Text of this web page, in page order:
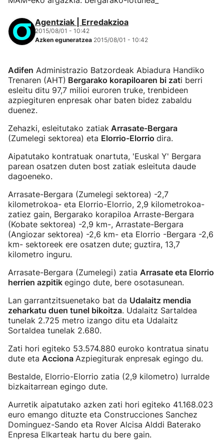
Agentziak | Erredakzioa
2015/08/01 - 10:42
Azken eguneratzea 2015/08/01 - 10:42
Adifen Administrazio Batzordeak Abiadura Handiko
Trenaren (AHT) Bergarako korapiloaren bi zati berri
esleitu ditu 97,7 milioi euroren truke, trenbideen
azpiegituren enpresak ohar baten bidez zabaldu
duenez.
Zehazki, esleitutako zatiak Arrasate-Bergara
(Zumelegi sektorea) eta Elorrio-Elorrio dira.
Aipatutako kontratuak onartuta, 'Euskal Y' Bergara
parean osatzen duten bost zatiak esleituta daude
dagoeneko.
Arrasate-Bergara (Zumelegi sektorea) -2,7
kilometrokoa- eta Elorrio-Elorrio, 2,9 kilometrokoa-
zatiez gain, Bergarako korapiloa Arraste-Bergara
(Kobate sektorea) -2,9 km-, Arrastate-Bergara
(Angiozar sektorea) -2,6 km- eta Elorrio -Bergara -2,6
km- sektoreek ere osatzen dute; guztira, 13,7
kilometro inguru.
Arrasate-Bergara (Zumelegi) zatia Arrasate eta Elorrio
herrien azpitik egingo dute, bere osotasunean.
Lan garrantzitsuenetako bat da Udalaitz mendia
zeharkatu duen tunel bikoitza. Udalaitz Sartaldea
tunelak 2.725 metro izango ditu eta Udalaitz
Sortaldea tunelak 2.680.
Zati hori egiteko 53.574.880 euroko kontratua sinatu
dute eta Acciona Azpiegiturak enpresak egingo du.
Bestalde, Elorrio-Elorrio zatia (2,9 kilometro) lurralde
bizkaitarrean egingo dute.
Aurretik aipatutako azken zati hori egiteko 41.168.023
euro emango dituzte eta Construcciones Sanchez
Dominguez-Sando eta Rover Alcisa Alddi Baterako
Enpresa Elkarteak hartu du bere gain.